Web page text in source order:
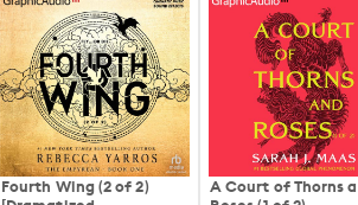
Fourth Wing (2 of 2)
A Court of Thorns